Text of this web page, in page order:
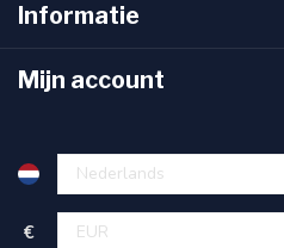
Informatie
Mijn account
€